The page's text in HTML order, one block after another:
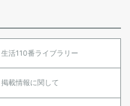
生活110番ライブラリー
掲載情報に関して